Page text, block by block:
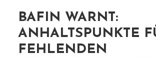
BAFIN WARNT:
ANHALTSPUNKTE
FEHLENDEN